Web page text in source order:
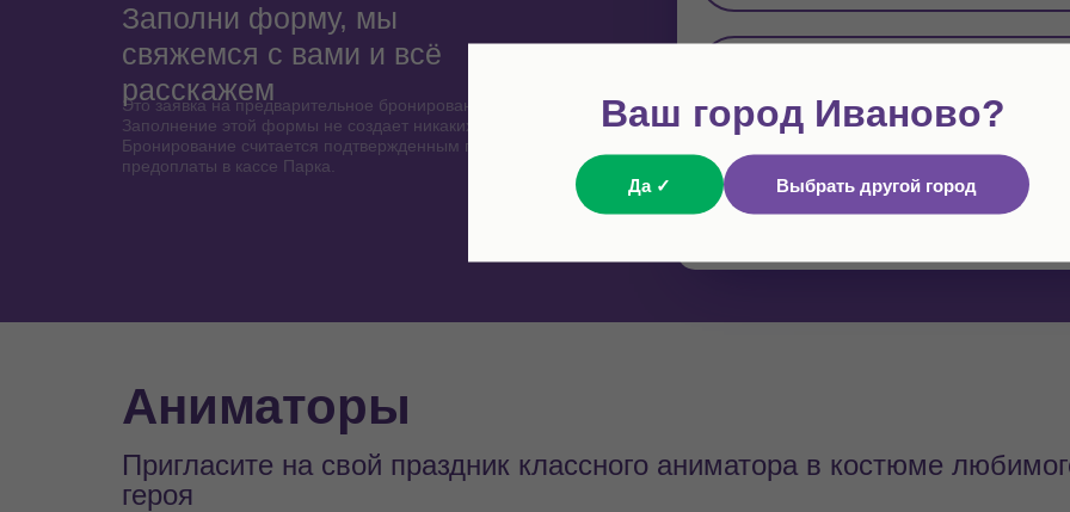
Ваш город Иваново?
Да ✓ Выбрать другой город
Это заявка на предварительное бронирование праздника.
Заполнение этой формы не создает никаких обязательств.
Бронирование считается подтвержденным после внесения
предоплаты в кассе Парка.
ОТПРАВИТЬ
Заполни форму, мы
свяжемся с вами и всё
расскажем
Аниматоры
Пригласите на свой праздник классного аниматора в костюме
героя